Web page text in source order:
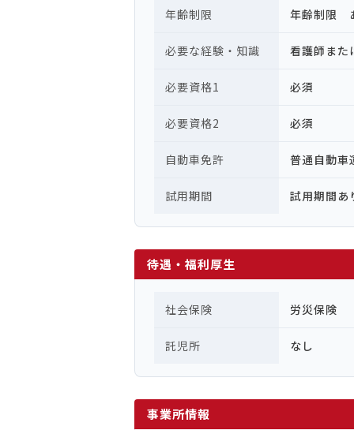
年齢制限 年齢制限
必要な経験・知識 看護師また
必要資格1 必須
必要資格2 必須
自動車免許 普通自動
試用期間 試用期間あ
待遇・福利厚生
社会保険 労災保険
託児所 なし
事業所情報